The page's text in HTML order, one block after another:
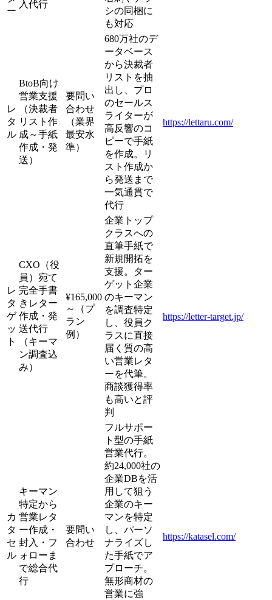
ー
入代行
シの同梱に
も対応
レ
タ
ル
BtoB向け
営業支援
（決裁者
リスト作
成～手紙
作成・発
送）
要問い
合わせ
（業界
最安水
準）
680万社のデ
ータベース
から決裁者
リストを抽
出し、プロ
のセールス
ライターが
高反響のコ
ピーで手紙
を作成。リ
スト作成か
ら発送まで
一気通貫で
代行
https://lettaru.com/
レ
タ
ゲ
ッ
ト
CXO（役
員）宛て
完全手書
きレター
作成・発
送代行
（キーマ
ン調査込
み）
¥165,000
～（プ
ラン
例）
企業トップ
クラスへの
直筆手紙で
新規開拓を
支援。ター
ゲット企業
のキーマン
を調査特定
し、役員ク
ラスに直接
届く質の高
い営業レタ
ーを代筆。
商談獲得率
も高いと評
判
https://letter-target.jp/
カ
タ
セ
ル
キーマン
特定から
営業レタ
ー作成・
封入・フ
ォローま
で総合代
行
要問い
合わせ
フルサポー
ト型の手紙
営業代行。
約24,000社の
企業DBを活
用して狙う
企業のキー
マンを特定
し、パーソ
ナライズし
た手紙でア
プローチ。
無形商材の
営業に強
https://katasel.com/